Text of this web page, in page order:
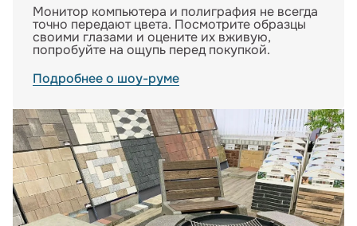
Монитор компьютера и полиграфия не всегда
точно передают цвета. Посмотрите образцы
своими глазами и оцените их вживую,
попробуйте на ощупь перед покупкой.
Подробнее о шоу-руме